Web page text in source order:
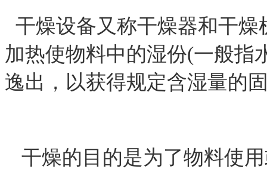
干燥设备又称干燥器和干
加热使物料中的湿份(一般指
逸出，以获得规定含湿量的
干燥的目的是为了物料使